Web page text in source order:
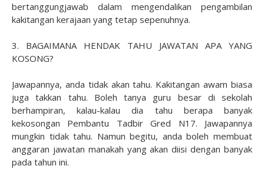
bertanggungjawab dalam mengendalikan pengambilan
kakitangan kerajaan yang tetap sepenuhnya.
3. BAGAIMANA HENDAK TAHU JAWATAN APA YANG
KOSONG?
Jawapannya, anda tidak akan tahu. Kakitangan awam biasa
juga takkan tahu. Boleh tanya guru besar di sekolah
berhampiran, kalau-kalau dia tahu berapa banyak
kekosongan Pembantu Tadbir Gred N17. Jawapannya
mungkin tidak tahu. Namun begitu, anda boleh membuat
anggaran jawatan manakah yang akan diisi dengan banyak
pada tahun ini.